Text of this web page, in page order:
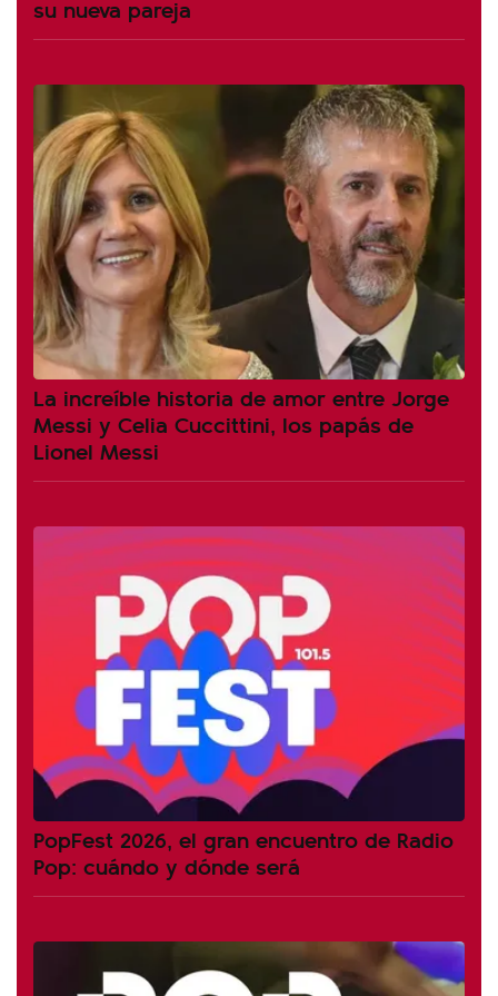
su nueva pareja
La increíble historia de amor entre Jorge
Messi y Celia Cuccittini, los papás de
Lionel Messi
PopFest 2026, el gran encuentro de Radio
Pop: cuándo y dónde será